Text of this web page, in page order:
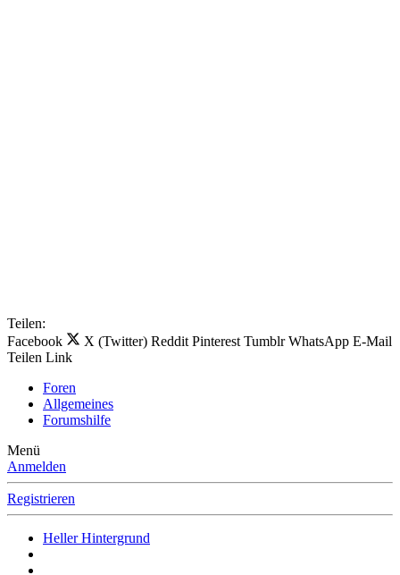
Teilen:
Facebook
X (Twitter) Reddit Pinterest Tumblr WhatsApp E-Mail
Teilen Link
Foren
Allgemeines
Forumshilfe
Menü
Anmelden
Registrieren
Heller Hintergrund